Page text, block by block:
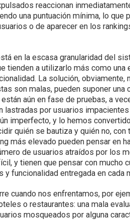
reaccionan
una puntuación mínima, lo que
o de aparecer en los
en la escasa granularidad del
tienden a utilizarlo más como
La solución, obviamente,
son malas, pueden suponer
aún en fase de pruebas, a
lastradas por usuarios
imperfecto, y lo hemos
quién se bautiza y quién no,
más elevado pueden pensar en
de usuarios atraídos por los
y tienen que pensar con mucho
funcionalidad entregada en cada
cuando nos enfrentamos, por
o restaurantes: una mala
mosqueados por alguna